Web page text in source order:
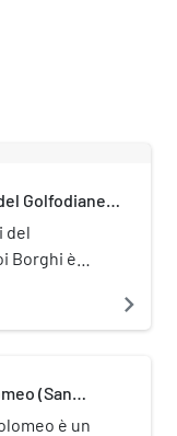
Golfodianese
del
Borghi è
Cervo,
e Villa
navigate_next
(San
è un